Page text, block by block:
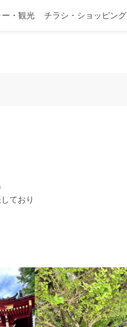
ー・観光 チラシ・ショッピング
ており